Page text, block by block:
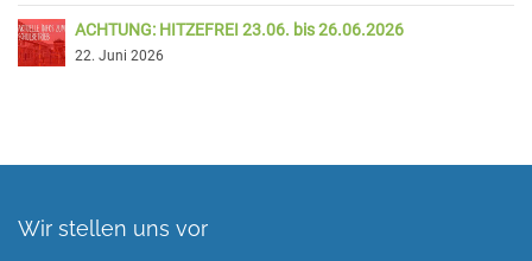
ACHTUNG: HITZEFREI 23.06. bis 26.06.2026
22. Juni 2026
Wir stellen uns vor